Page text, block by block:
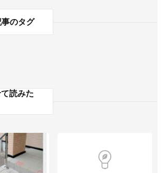
事のタグ
読みた